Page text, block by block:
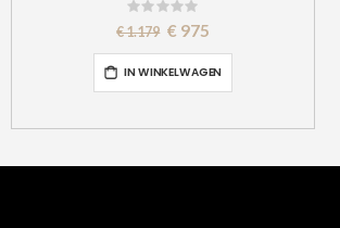
Rating:
0%
€ 1.179 Special
Price
€ 975
IN WINKELWAGEN